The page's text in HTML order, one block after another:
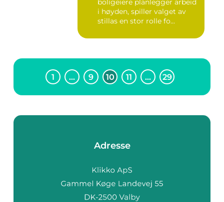
boligeiere planlegger arbeid
i høyden, spiller valget av
stillas en stor rolle fo...
1 … 9 10 11 … 29
Adresse